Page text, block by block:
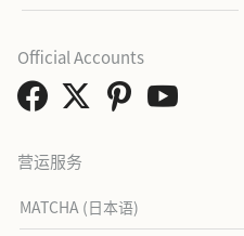
营运服务
MATCHA (日本语)
Official Accounts